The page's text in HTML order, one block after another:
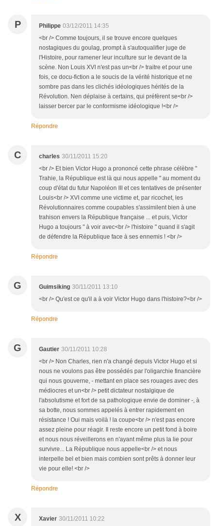
P Philippe 03/12/2011 14:35
<br /> Comme toujours, il se trouve encore quelques
nostagiques du goulag, prompt à s'autoqualifier juge de
l'Histoire, pour ramener leur inculture sur le devant de la
scène. Non Louis XVI n'est pas un<br /> traitre et pour une
fois, ce docu-fiction a le soucis de la vérité historique et ne
sombre pas dans les clichés idéologiques hérités de la
Révolution. Nen déplaise à certains, qui préfèrent se<br />
laisser bercer par le conformisme idéologique !<br />
Répondre
C charles 30/11/2011 15:20
<br /> Et bien Victor Hugo a prononcé cette phrase célèbre "
Trahie, la République est là qui nous appelle " au moment du
coup d'état du futur Napoléon III et ces tentatives de présenter
Louis<br /> XVI comme une victime et, par ricochet, les
Révolutionnaires comme coupables s'assimilent bien à une
trahison envers la République française ... et puis, Victor
Hugo a toujours " à voir avec<br /> l'histoire " quand il s'agit
de défendre la République face à ses ennemis ! <br />
Répondre
G Guimsiking 30/11/2011 13:10
<br /> Qu'est ce qu'il a à voir Victor Hugo dans l'histoire?<br />
Répondre
G Gautier 30/11/2011 10:28
<br /> Non Charles, rien n'a changé depuis Victor Hugo et si
nous ne voulons pas être possédés par l'oligarchie financière
qui nous gouverne, - mettant en place ses rouages avec des
médiocres et un<br /> petit dictateur nostalgique de
l'absolutisme et fort de sa pathologique envie de dominer -, à
sa botte, nous sommes appelés à entrer rapidement en
résistance ! Oui mais voilà ! la coupe<br /> n'est pas encore
assez pleine pour réagir. Il reste encore un petit fond à boire
et nous nous réveillerons en n'ayant même plus la lie pour
survivre... La République nous appelle<br /> et nous
interpelle bel et bien mais combien sont prêts à donner leur
vie pour elle! <br />
Répondre
X Xavier 30/11/2011 10:22